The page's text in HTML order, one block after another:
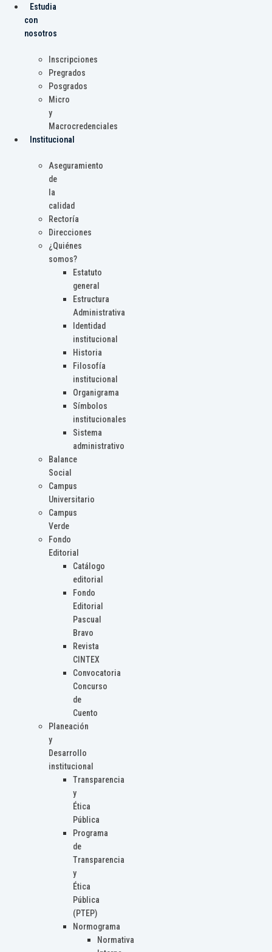
Estudia
con
nosotros
Inscripciones
Pregrados
Posgrados
Micro
y
Macrocredenciales
Institucional
Aseguramiento
de
la
calidad
Rectoría
Direcciones
¿Quiénes
somos?
Estatuto
general
Estructura
Administrativa
Identidad
institucional
Historia
Filosofía
institucional
Organigrama
Símbolos
institucionales
Sistema
administrativo
Balance
Social
Campus
Universitario
Campus
Verde
Fondo
Editorial
Catálogo
editorial
Fondo
Editorial
Pascual
Bravo
Revista
CINTEX
Convocatoria
Concurso
de
Cuento
Planeación
y
Desarrollo
institucional
Transparencia
y
Ética
Pública
Programa
de
Transparencia
y
Ética
Pública
(PTEP)
Normograma
Normativa